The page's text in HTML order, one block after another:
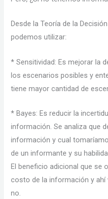
Desde la Teoría de la
podemos utilizar:
* Sensitividad: Es mejorar la
los escenarios posibles y
tiene mayor cantidad de
* Bayes: Es reducir la
información. Se analiza que
información y cual
de un informante y su
El beneficio adicional que se
costo de la información y
no.